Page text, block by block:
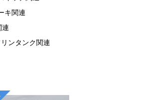
キ関連
連
ンタンク関連